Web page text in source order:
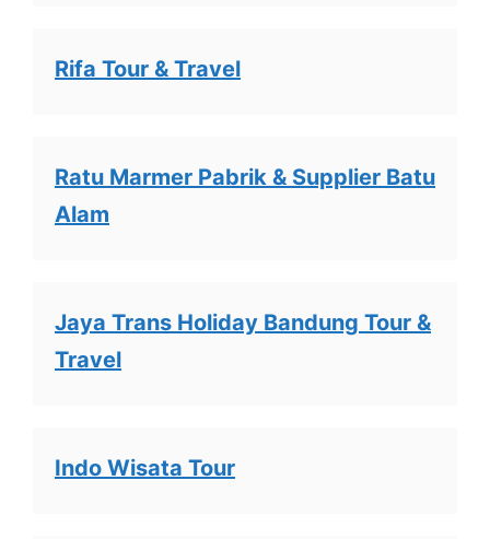
Rifa Tour & Travel
Ratu Marmer Pabrik & Supplier Batu
Alam
Jaya Trans Holiday Bandung Tour &
Travel
Indo Wisata Tour